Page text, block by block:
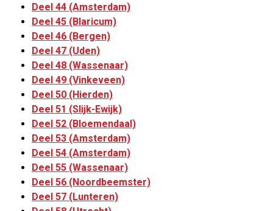
Deel 44 (Amsterdam)
Deel 45 (Blaricum)
Deel 46 (Bergen)
Deel 47 (Uden)
Deel 48 (Wassenaar)
Deel 49 (Vinkeveen)
Deel 50 (Hierden)
Deel 51 (Slijk-Ewijk)
Deel 52 (Bloemendaal)
Deel 53 (Amsterdam)
Deel 54 (Amsterdam)
Deel 55 (Wassenaar)
Deel 56 (Noordbeemster)
Deel 57 (Lunteren)